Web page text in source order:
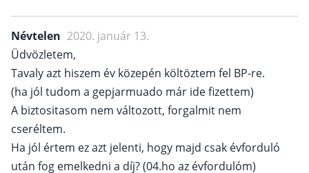
Névtelen 2020. január 13.
Üdvözletem,
Tavaly azt hiszem év közepén költöztem fel BP-re.
(ha jól tudom a gepjarmuado már ide fizettem)
A biztositasom nem változott, forgalmit nem
cseréltem.
Ha jól értem ez azt jelenti, hogy majd csak évforduló
után fog emelkedni a díj? (04.ho az évfordulóm)